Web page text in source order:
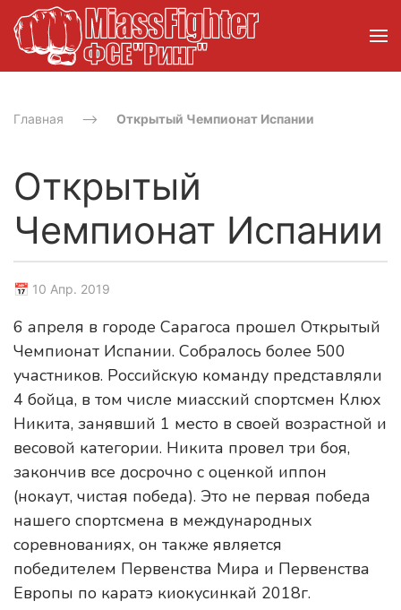
Главная Открытый Чемпионат Испании
Открытый
Чемпионат Испании
📅 10 Апр. 2019
6 апреля в городе Сарагоса прошел Открытый
Чемпионат Испании. Собралось более 500
участников. Российскую команду представляли
4 бойца, в том числе миасский спортсмен Клюх
Никита, занявший 1 место в своей возрастной и
весовой категории. Никита провел три боя,
закончив все досрочно с оценкой иппон
(нокаут, чистая победа). Это не первая победа
нашего спортсмена в международных
соревнованиях, он также является
победителем Первенства Мира и Первенства
Европы по каратэ киокусинкай 2018г.